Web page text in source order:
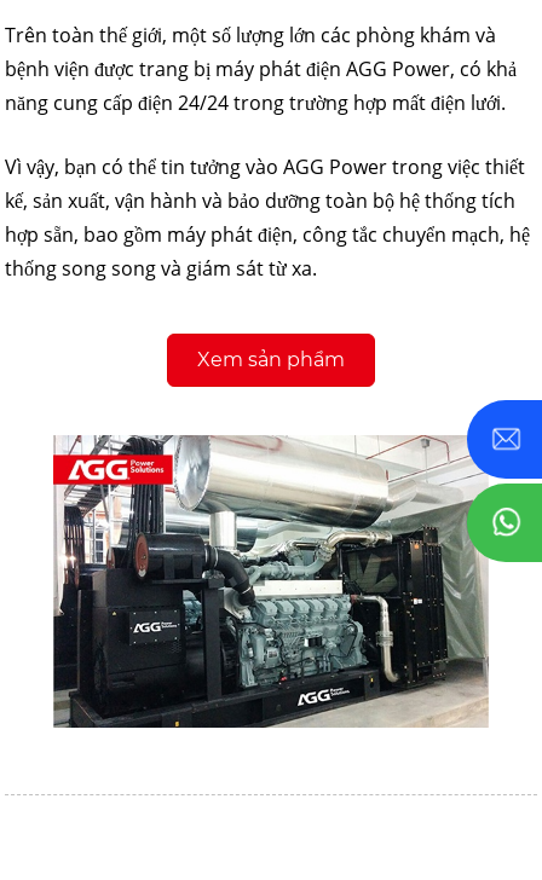
Trên toàn thế giới, một số lượng lớn các phòng khám và
bệnh viện được trang bị máy phát điện AGG Power, có khả
năng cung cấp điện 24/24 trong trường hợp mất điện lưới.
Vì vậy, bạn có thể tin tưởng vào AGG Power trong việc thiết
kế, sản xuất, vận hành và bảo dưỡng toàn bộ hệ thống tích
hợp sẵn, bao gồm máy phát điện, công tắc chuyển mạch, hệ
thống song song và giám sát từ xa.
Xem sản phẩm